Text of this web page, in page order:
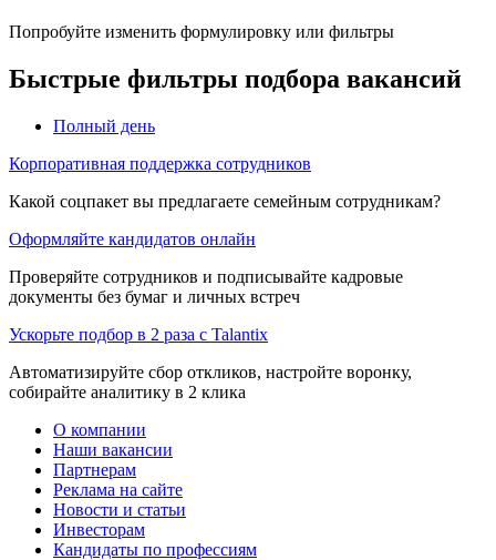
Попробуйте изменить формулировку или фильтры
Быстрые фильтры подбора вакансий
Полный день
Корпоративная поддержка сотрудников
Какой соцпакет вы предлагаете семейным сотрудникам?
Оформляйте кандидатов онлайн
Проверяйте сотрудников и подписывайте кадровые
документы без бумаг и личных встреч
Ускорьте подбор в 2 раза с Talantix
Автоматизируйте сбор откликов, настройте воронку,
собирайте аналитику в 2 клика
О компании
Наши вакансии
Партнерам
Реклама на сайте
Новости и статьи
Инвесторам
Кандидаты по профессиям